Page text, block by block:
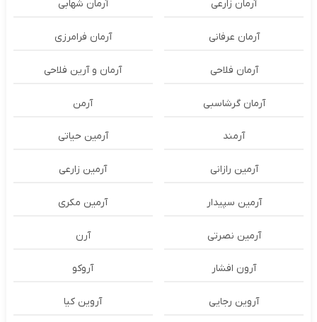
آرمان زارعی آرمان شهابی
آرمان عرفانی آرمان فرامرزی
آرمان فلاحی آرمان و آرین فلاحی
آرمان گرشاسبی آرمن
آرمند آرمین حیاتی
آرمین رازانی آرمین زارعی
آرمین سپیدار آرمین مکری
آرمین نصرتی آرن
آرون افشار آروکو
آروین رجایی آروین کیا